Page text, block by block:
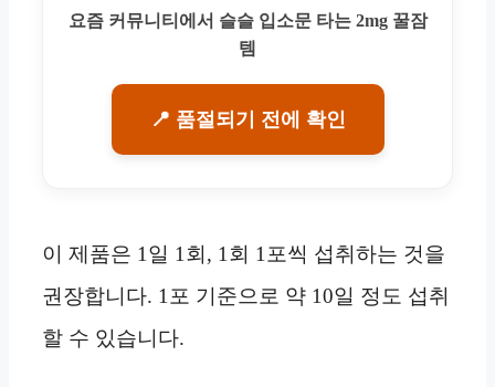
요즘 커뮤니티에서 슬슬 입소문 타는 2mg 꿀잠
템
📍 품절되기 전에 확인
이 제품은 1일 1회, 1회 1포씩 섭취하는 것을
권장합니다. 1포 기준으로 약 10일 정도 섭취
할 수 있습니다.